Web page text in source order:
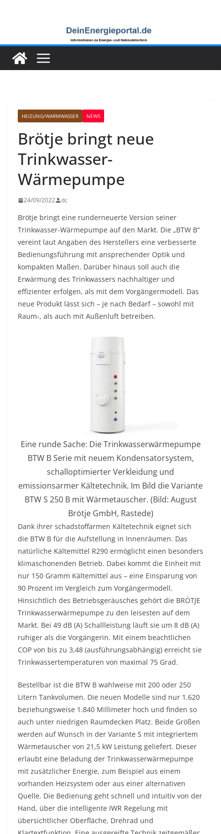
HEIZUNG/WARMWASSER NEWS
Brötje bringt neue
Trinkwasser-
Wärmepumpe
24/09/2022 dc
Brötje bringt eine runderneuerte Version seiner
Trinkwasser-Wärmepumpe auf den Markt. Die „BTW B“
vereint laut Angaben des Herstellers eine verbesserte
Bedienungsführung mit ansprechender Optik und
kompakten Maßen. Darüber hinaus soll auch die
Erwärmung des Trinkwassers nachhaltiger und
effizienter erfolgen, als mit dem Vorgängermodell. Das
neue Produkt lässt sich – je nach Bedarf – sowohl mit
Raum-, als auch mit Außenluft betreiben.
Eine runde Sache: Die Trinkwasserwärmepumpe
BTW B Serie mit neuem Kondensatorsystem,
schalloptimierter Verkleidung und
emissionsarmer Kältetechnik. Im Bild die Variante
BTW S 250 B mit Wärmetauscher. (Bild: August
Brötje GmbH, Rastede)
Dank ihrer schadstoffarmen Kältetechnik eignet sich
die BTW B für die Aufstellung in Innenräumen. Das
natürliche Kältemittel R290 ermöglicht einen besonders
klimaschonenden Betrieb. Dabei kommt die Einheit mit
nur 150 Gramm Kältemittel aus – eine Einsparung von
90 Prozent im Vergleich zum Vorgängermodell.
Hinsichtlich des Betriebsgeräusches gehört die BRÖTJE
Trinkwasserwärmepumpe zu den leisesten auf dem
Markt. Bei 49 dB (A) Schallleistung läuft sie um 8 dB (A)
ruhiger als die Vorgängerin. Mit einem beachtlichen
COP von bis zu 3,48 (ausführungsabhängig) erreicht sie
Trinkwassertemperaturen von maximal 75 Grad.
Bestellbar ist die BTW B wahlweise mit 200 oder 250
Litern Tankvolumen. Die neuen Modelle sind nur 1.620
beziehungsweise 1.840 Millimeter hoch und finden so
auch unter niedrigen Raumdecken Platz. Beide Größen
werden auf Wunsch in der Variante S mit integriertem
Wärmetauscher von 21,5 kW Leistung geliefert. Dieser
erlaubt eine Beladung der Trinkwasserwärmepumpe
mit zusätzlicher Energie, zum Beispiel aus einem
vorhanden Heizsystem oder aus einer alternativen
Quelle. Die Bedienung geht schnell und intuitiv von der
Hand, über die intelligente IWR Regelung mit
übersichtlicher Oberfläche, Drehrad und